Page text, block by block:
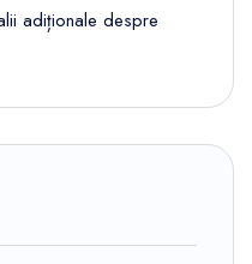
adiționale despre